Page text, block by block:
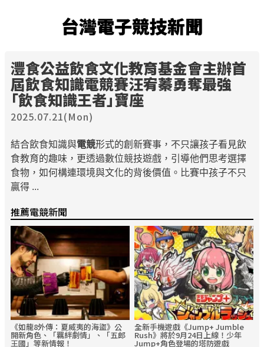
台灣電子競技新聞
灃食公益飲食文化教育基金會主辦首
屆飲食知識電競賽汪宥蓁勇奪最強
「飲食知識王者」寶座
2025.07.21(Mon)
結合飲食知識與電競形式的創新賽事，不只讓孩子看見飲
食教育的趣味，更透過數位競技遊戲，引導他們思考選擇
食物，如何構連環境與文化的背後價值。比賽中孩子不只
贏得 ...
推薦電競新聞
《如龍8外傳：夏威夷的海盜》公
開新角色、「羈絆劇情」、「五郎
王國」等新情報！
全新手機遊戲《Jump+ Jumble
Rush》將於9月24日上線！少年
Jump+角色登場的塔防遊戲